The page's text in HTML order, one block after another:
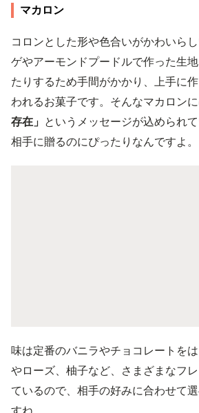
マカロン
コロンとした形や色合いがかわいら
ゲやアーモンドプードルで作った生
たりするため手間がかかり、上手に
われるお菓子です。そんなマカロン
存在」 というメッセージが込められ
相手に贈るのにぴったりなんですよ。
味は定番のバニラやチョコレートを
やローズ、柚子など、さまざまなフ
ているので、相手の好みに合わせて
すね。